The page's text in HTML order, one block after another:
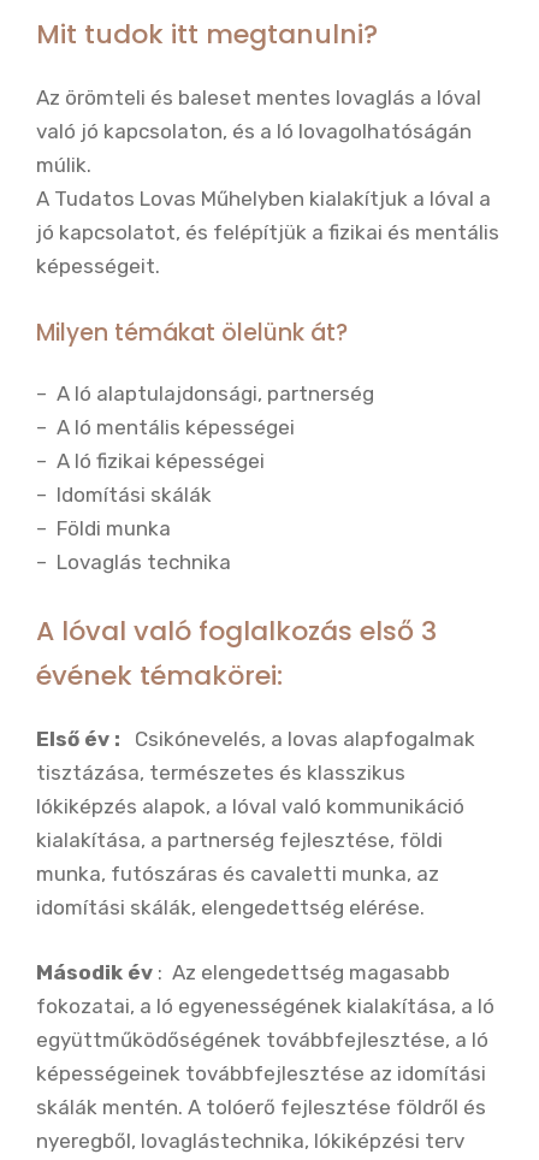
Mit tudok itt megtanulni?
Az örömteli és baleset mentes lovaglás a lóval
való jó kapcsolaton, és a ló lovagolhatóságán
múlik.
A Tudatos Lovas Műhelyben kialakítjuk a lóval a
jó kapcsolatot, és felépítjük a fizikai és mentális
képességeit.
Milyen témákat ölelünk át?
– A ló alaptulajdonsági, partnerség
– A ló mentális képességei
– A ló fizikai képességei
– Idomítási skálák
– Földi munka
– Lovaglás technika
A lóval való foglalkozás első 3
évének témakörei:
Első év :
Csikónevelés, a lovas alapfogalmak
tisztázása, természetes és klasszikus
lókiképzés alapok, a lóval való kommunikáció
kialakítása, a partnerség fejlesztése, földi
munka, futószáras és cavaletti munka, az
idomítási skálák, elengedettség elérése.
Második év : Az elengedettség magasabb
fokozatai, a ló egyenességének kialakítása, a ló
együttműködőségének továbbfejlesztése, a ló
képességeinek továbbfejlesztése az idomítási
skálák mentén. A tolóerő fejlesztése földről és
nyeregből, lovaglástechnika, lókiképzési terv